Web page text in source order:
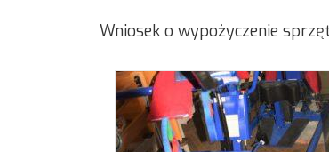
Wniosek o wypożyczenie